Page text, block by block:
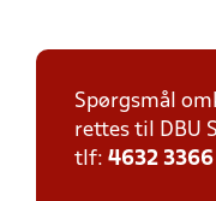
Spørgsmål
rettes til DBU
tlf: 4632 3366